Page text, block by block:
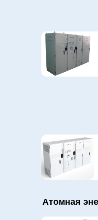
Атомная